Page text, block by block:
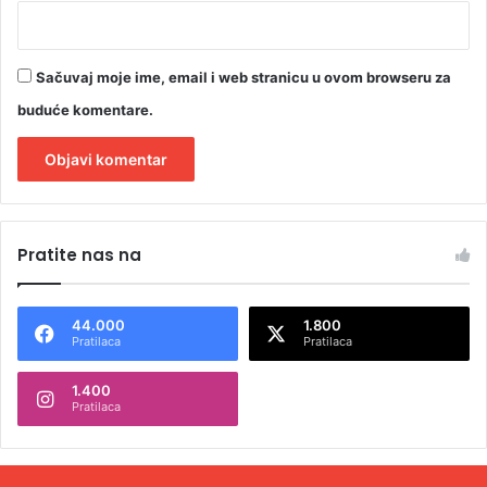
Sačuvaj moje ime, email i web stranicu u ovom browseru za
buduće komentare.
t
n
t
Pratite nas na
44.000
Pratilaca
1.800
Pratilaca
1.400
Pratilaca